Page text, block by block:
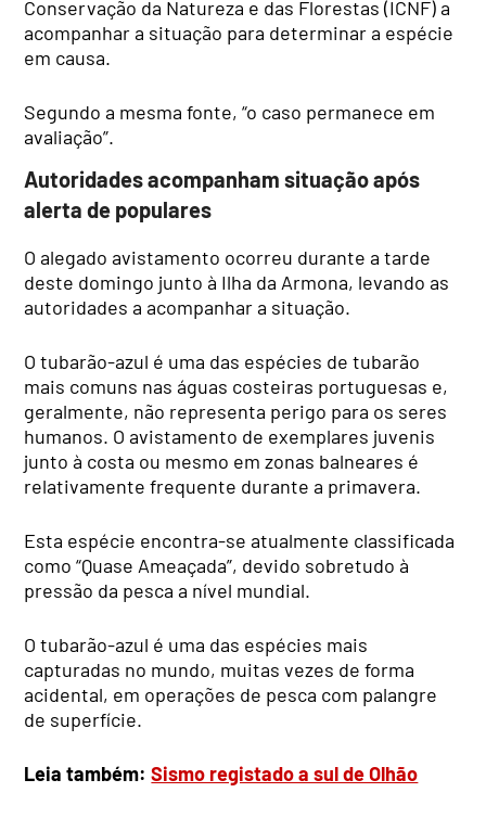
Conservação da Natureza e das Florestas (ICNF) a
acompanhar a situação para determinar a espécie
em causa.
Segundo a mesma fonte, “o caso permanece em
avaliação”.
Autoridades acompanham situação após
alerta de populares
O alegado avistamento ocorreu durante a tarde
deste domingo junto à Ilha da Armona, levando as
autoridades a acompanhar a situação.
O tubarão-azul é uma das espécies de tubarão
mais comuns nas águas costeiras portuguesas e,
geralmente, não representa perigo para os seres
humanos. O avistamento de exemplares juvenis
junto à costa ou mesmo em zonas balneares é
relativamente frequente durante a primavera.
Esta espécie encontra-se atualmente classificada
como “Quase Ameaçada”, devido sobretudo à
pressão da pesca a nível mundial.
O tubarão-azul é uma das espécies mais
capturadas no mundo, muitas vezes de forma
acidental, em operações de pesca com palangre
de superfície.
Leia também:Sismo registado a sul de Olhão